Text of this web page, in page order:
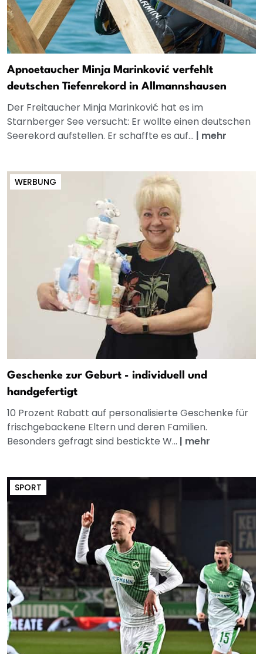
Apnoetaucher Minja Marinković verfehlt
deutschen Tiefenrekord in Allmannshausen
Der Freitaucher Minja Marinković hat es im
Starnberger See versucht: Er wollte einen deutschen
Seerekord aufstellen. Er schaffte es auf... | mehr
WERBUNG
Geschenke zur Geburt - individuell und
handgefertigt
10 Prozent Rabatt auf personalisierte Geschenke für
frischgebackene Eltern und deren Familien.
Besonders gefragt sind bestickte W... | mehr
SPORT